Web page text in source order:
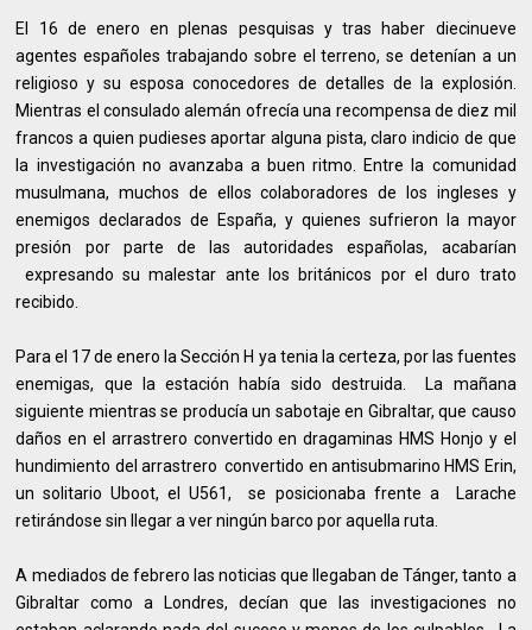
El 16 de enero en plenas pesquisas y tras haber diecinueve
agentes españoles trabajando sobre el terreno, se detenían a un
religioso y su esposa conocedores de detalles de la explosión.
Mientras el consulado alemán ofrecía una recompensa de diez mil
francos a quien pudieses aportar alguna pista, claro indicio de que
la investigación no avanzaba a buen ritmo. Entre la comunidad
musulmana, muchos de ellos colaboradores de los ingleses y
enemigos declarados de España, y quienes sufrieron la mayor
presión por parte de las autoridades españolas, acabarían
expresando su malestar ante los británicos por el duro trato
recibido.
Para el 17 de enero la Sección H ya tenia la certeza, por las fuentes
enemigas, que la estación había sido destruida. La mañana
siguiente mientras se producía un sabotaje en Gibraltar, que causo
daños en el arrastrero convertido en dragaminas HMS Honjo y el
hundimiento del arrastrero convertido en antisubmarino HMS Erin,
un solitario Uboot, el U561, se posicionaba frente a Larache
retirándose sin llegar a ver ningún barco por aquella ruta.
A mediados de febrero las noticias que llegaban de Tánger, tanto a
Gibraltar como a Londres, decían que las investigaciones no